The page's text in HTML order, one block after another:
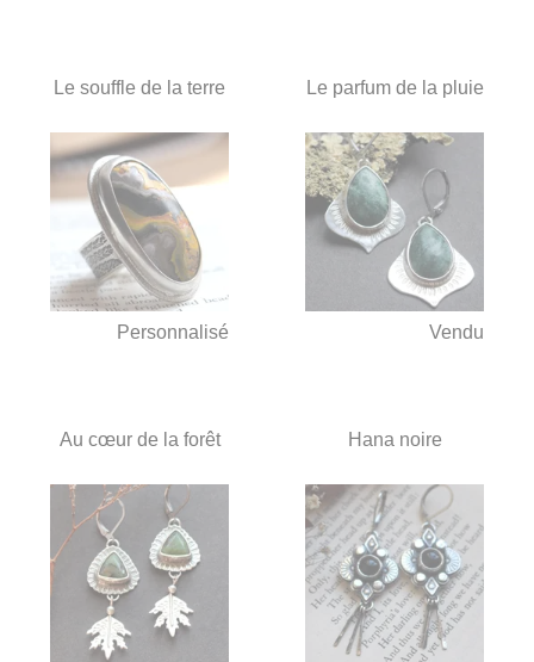
Le souffle de la terre
Personnalisé
Le parfum de la pluie
Vendu
Au cœur de la forêt Hana noire